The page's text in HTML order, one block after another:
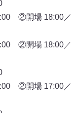
②開場 18:00／
②開場 18:00／
②開場 17:00／